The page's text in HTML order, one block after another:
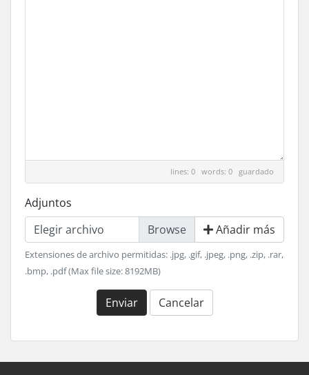
lines: 0 words: 0 guardado
Adjuntos
Elegir archivo
Añadir más
Extensiones de archivo permitidas: .jpg, .gif, .jpeg, .png, .zip, .rar,
.bmp, .pdf (Max file size: 8192MB)
Enviar Cancelar